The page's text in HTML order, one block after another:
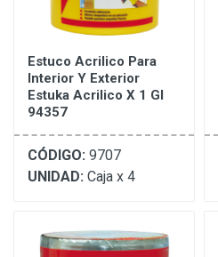
Estuco Acrilico Para
Interior Y Exterior
Estuka Acrilico X 1 Gl
94357
CÓDIGO: 9707
UNIDAD: Caja x 4